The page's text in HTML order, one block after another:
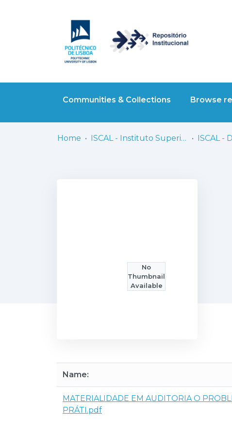
Communities & Collections Browse
Home ISCAL - Instituto Superior de Contabilidade e Administração de Lisboa
No
Thumbnail
Available
Name:
MATERIALIDADE EM AUDITORIA O
PRÁTI.pdf